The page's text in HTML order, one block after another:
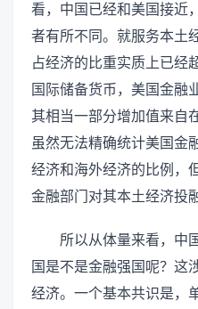
看，中国已经和美国接近
者有所不同。就服务本土
占经济的比重实质上已经
国际储备货币，美国金融
其相当一部分增加值来自
虽然无法精确统计美国金
经济和海外经济的比例，
金融部门对其本土经济投
所以从体量来看，中
国是不是金融强国呢？这
经济。一个基本共识是，